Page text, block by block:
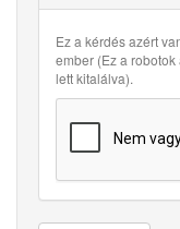
Ez a kérdés azért
ember (Ez a
lett kitalálva).